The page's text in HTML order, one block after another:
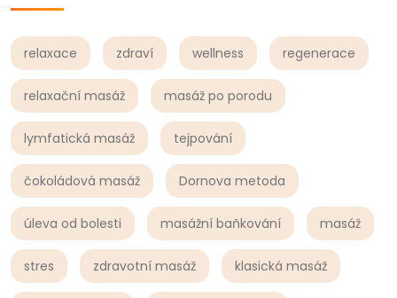
relaxace zdraví wellness regenerace
relaxační masáž masáž po porodu
lymfatická masáž tejpování
čokoládová masáž Dornova metoda
úleva od bolesti masážní baňkování masáž
stres zdravotní masáž klasická masáž